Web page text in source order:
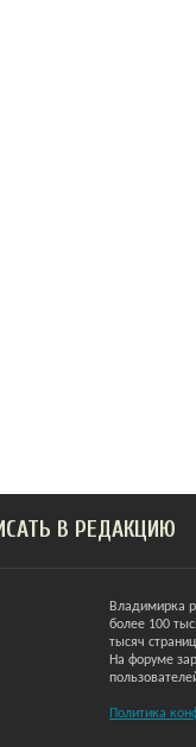
В РЕДАКЦИЮ
Владимирка
более 100
тысяч
На форуме
Политика